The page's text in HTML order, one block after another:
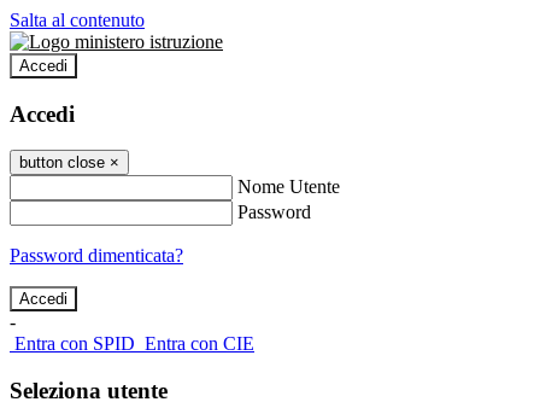
Salta al contenuto
Accedi
Accedi
button close ×
Nome Utente
Password
Password dimenticata?
-
Entra con SPID Entra con CIE
Seleziona utente